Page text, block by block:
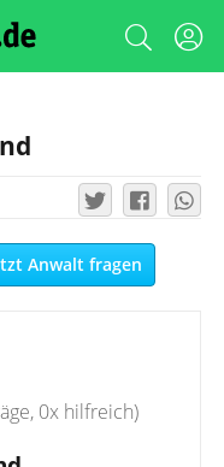
Anwalt fragen
0x hilfreich)